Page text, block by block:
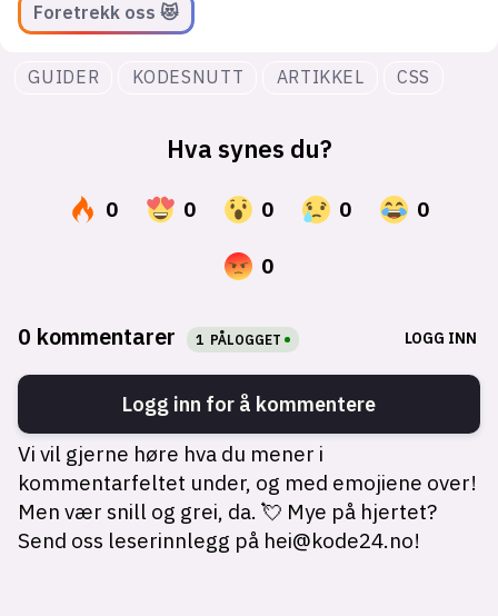
Foretrekk oss 😻
GUIDER KODESNUTT ARTIKKEL CSS